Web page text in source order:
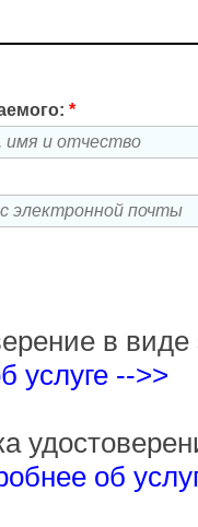
*
в виде
услуге -->>
об